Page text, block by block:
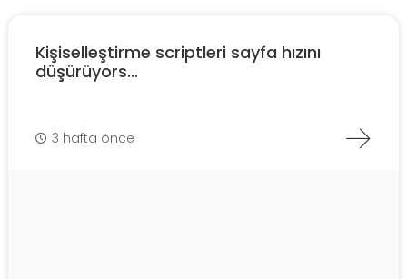
Kişiselleştirme scriptleri sayfa hızını
düşürüyors...
3 hafta önce